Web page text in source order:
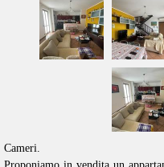
Cameri.